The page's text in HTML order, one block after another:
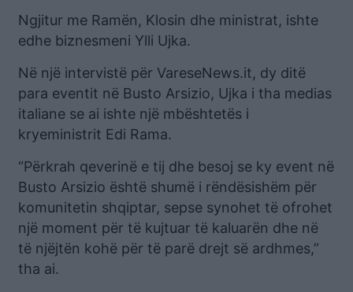
Ngjitur me Ramën, Klosin dhe ministrat, ishte
edhe biznesmeni Ylli Ujka.
Në një intervistë për VareseNews.it, dy ditë
para eventit në Busto Arsizio, Ujka i tha medias
italiane se ai ishte një mbështetës i
kryeministrit Edi Rama.
“Përkrah qeverinë e tij dhe besoj se ky event në
Busto Arsizio është shumë i rëndësishëm për
komunitetin shqiptar, sepse synohet të ofrohet
një moment për të kujtuar të kaluarën dhe në
të njëjtën kohë për të parë drejt së ardhmes,”
tha ai.